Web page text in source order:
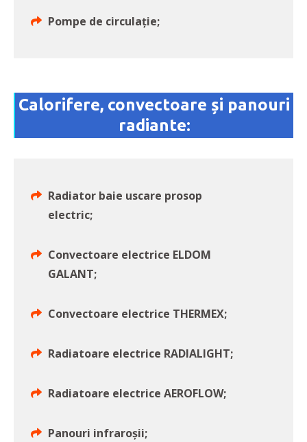
Pompe de circulație;
Calorifere, convectoare și panouri
radiante:
Radiator baie uscare prosop
electric;
Convectoare electrice ELDOM
GALANT;
Convectoare electrice THERMEX;
Radiatoare electrice RADIALIGHT;
Radiatoare electrice AEROFLOW;
Panouri infraroșii;